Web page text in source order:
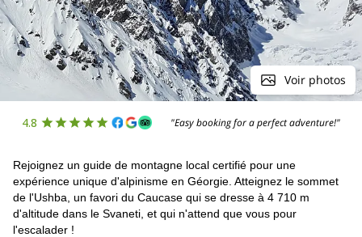
Voir photos
4.8 "Easy booking for a perfect adventure!"
Rejoignez un guide de montagne local certifié pour une
expérience unique d'alpinisme en Géorgie. Atteignez le sommet
de l'Ushba, un favori du Caucase qui se dresse à 4 710 m
d'altitude dans le Svaneti, et qui n'attend que vous pour
l'escalader !